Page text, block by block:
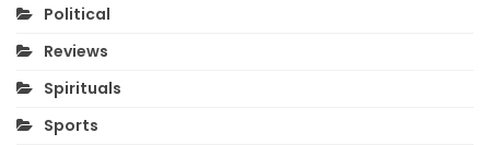
Political
Reviews
Spirituals
Sports